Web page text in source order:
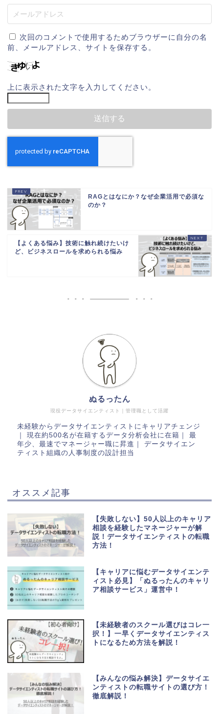
次回のコメントで使用するためブラウザーに自分の名
前、メールアドレス、サイトを保存する。
上に表示された文字を入力してください。
RAGとはなにか？なぜ企業活用で必須な
のか？
【よくある悩み】技術に触れ続けたいけ
ど、ビジネスロールを求められる悩み
現役データサイエンティスト｜管理職として活躍
ぬるったん
未経験からデータサイエンティストにキャリアチェンジ
｜ 現在約500名が在籍するデータ分析会社に在籍｜ 最
年少、最速でマネージャー職に昇進｜ データサイエン
ティスト組織の人事制度の設計担当
オススメ記事
【失敗しない】50人以上のキャリア
相談を経験したマネージャーが解
説！データサイエンティストの転職
方法！
【キャリアに悩むデータサイエンテ
ィスト必見】「ぬるったんのキャリ
ア相談サービス」運営中！
【未経験者のスクール選びはコレ一
択！】一早くデータサイエンティス
トになるため方法を解説！
【みんなの悩み解決】データサイエ
ンティストの転職サイトの選び方！
徹底解説！